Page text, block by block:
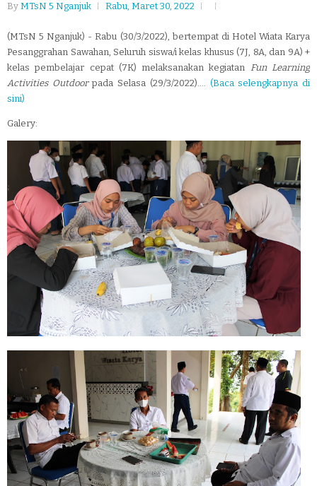
By MTsN 5 Nganjuk Rabu, Maret 30, 2022
(MTsN 5 Nganjuk) - Rabu (30/3/2022), bertempat di Hotel Wiata Karya
Pesanggrahan Sawahan, Seluruh siswa/i kelas khusus (7J, 8A, dan 9A) +
kelas pembelajar cepat (7K) melaksanakan kegiatan Fun Learning
Activities Outdoorpada Selasa (29/3/2022).... (Baca selengkapnya di
sini)
Galery: